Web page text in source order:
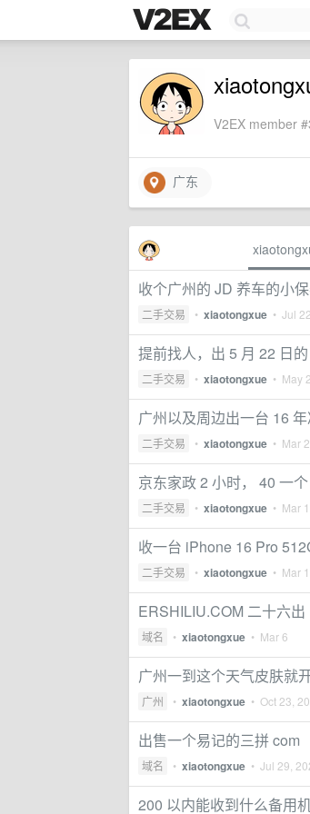
V2EX member
广东
收个广州的 JD 养车的小
二手交易 • xiaotongxue • Jul 22
提前找人，出 5 月 22 日
二手交易 • xiaotongxue • May
广州以及周边出一台 16 年
二手交易 • xiaotongxue • Mar
京东家政 2 小时， 40 一个
二手交易 • xiaotongxue • Mar
收一台 iPhone 16 Pro
二手交易 • xiaotongxue • Mar
ERSHILIU.COM 二十六出
域名 • xiaotongxue • Mar 6
广州一到这个天气皮肤就
广州 • xiaotongxue • Oct 23,
出售一个易记的三拼 com
域名 • xiaotongxue • Jul 29,
200 以内能收到什么备用